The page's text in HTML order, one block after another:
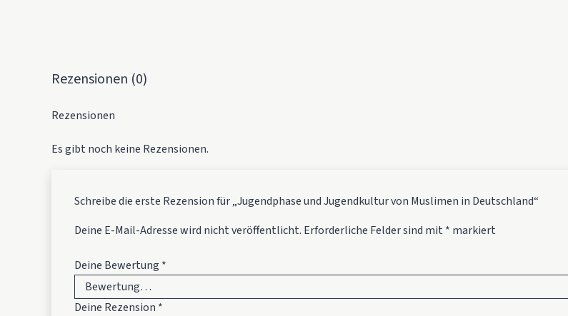
Rezensionen (0)
Rezensionen
Es gibt noch keine Rezensionen.
Schreibe die erste Rezension für „Jugendphase und Jugendkultur von Muslimen in Deutschland“
Deine E-Mail-Adresse wird nicht veröffentlicht. Erforderliche Felder sind mit * markiert
Deine Bewertung *
Deine Rezension *